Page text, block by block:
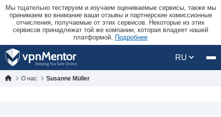
Мы тщательно тестируем и изучаем оцениваемые сервисы, также мы
принимаем во внимание ваши отзывы и партнерские комиссионные
отчисления, получаемые от этих сервисов. Некоторые из этих
сервисов принадлежат той же компании, которая владеет нашей
платформой. Подробнее
RU
О нас Susanne Müller